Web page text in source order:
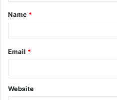
Name *
Email *
Website